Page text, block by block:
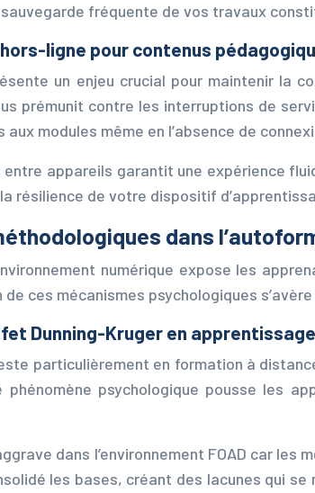
fréquente de vos travaux
ligne pour contenus
un enjeu crucial pour maintenir
prémunit contre les interruptions de
modules même en l’absence de
entre appareils garantit une expérience
résilience de votre dispositif
dans
numérique expose les
ces mécanismes psychologiques
Dunning-Kruger en
particulièrement en formation à
phénomène psychologique pousse les
dans l’environnement FOAD car
les bases, créant des lacunes qui